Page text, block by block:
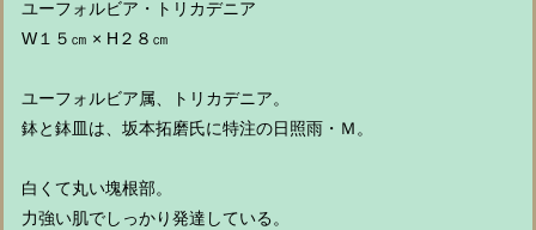
ユーフォルビア・トリカデニア
W１５㎝ × H２８㎝
ユーフォルビア属、トリカデニア。
鉢と鉢皿は、坂本拓磨氏に特注の日照雨・Ｍ。
白くて丸い塊根部。
力強い肌でしっかり発達している。